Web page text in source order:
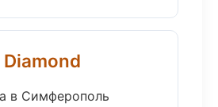
в Симферополь